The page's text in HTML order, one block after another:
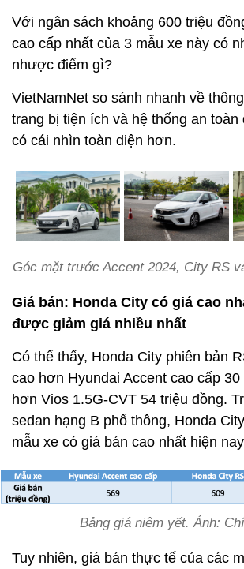
Với ngân sách khoảng 600 triệu
cao cấp nhất của 3 mẫu xe này có
nhược điểm gì?
VietNamNet so sánh nhanh về
trang bị tiện ích và hệ thống an toàn
có cái nhìn toàn diện hơn.
Góc mặt trước Accent 2024, City RS
Giá bán: Honda City có giá cao
được giảm giá nhiều nhất
Có thể thấy, Honda City phiên bản
cao hơn Hyundai Accent cao cấp
hơn Vios 1.5G-CVT 54 triệu đồng.
sedan hạng B phổ thông, Honda
mẫu xe có giá bán cao nhất hiện
Bảng giá niêm yết. Ảnh:
Tuy nhiên, giá bán thực tế của các